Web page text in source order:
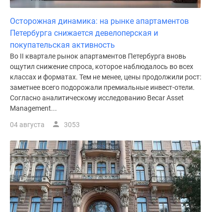
Осторожная динамика: на рынке апартаментов
Петербурга снижается девелоперская и
покупательская активность
Во II квартале рынок апартаментов Петербурга вновь
ощутил снижение спроса, которое наблюдалось во всех
классах и форматах. Тем не менее, цены продолжили рост:
заметнее всего подорожали премиальные инвест-отели.
Согласно аналитическому исследованию Becar Asset
Management...
04 августа 3053